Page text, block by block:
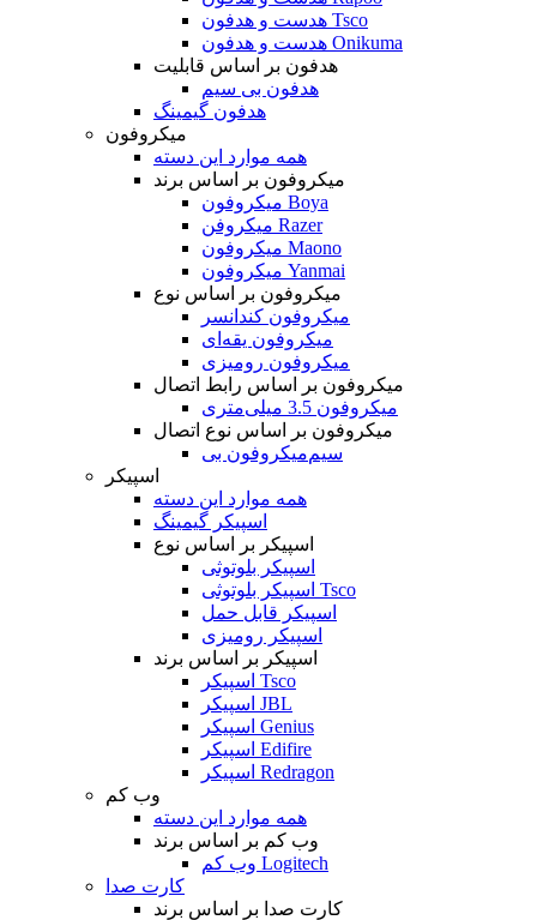
هدست و هدفون Tsco
هدست و هدفون Onikuma
هدفون بر اساس قابلیت
هدفون بی سیم
هدفون گیمینگ
میکروفون
همه موارد این دسته
میکروفون بر اساس برند
میکروفون Boya
میکروفن Razer
میکروفون Maono
میکروفون Yanmai
میکروفون بر اساس نوع
میکروفون کندانسر
میکروفون یقه‌ای
میکروفون رومیزی
میکروفون بر اساس رابط اتصال
میکروفون 3.5 میلی‌متری
میکروفون بر اساس نوع اتصال
میکروفون بی‌‎سیم
اسپیکر
همه موارد این دسته
اسپیکر گیمینگ
اسپیکر بر اساس نوع
اسپیکر بلوتوثی
اسپیکر بلوتوثی Tsco
اسپیکر قابل حمل
اسپیکر رومیزی
اسپیکر بر اساس برند
اسپیکر Tsco
اسپیکر JBL
اسپیکر Genius
اسپیکر Edifire
اسپیکر Redragon
وب کم
همه موارد این دسته
وب کم بر اساس برند
وب کم Logitech
کارت صدا
کارت صدا بر اساس برند